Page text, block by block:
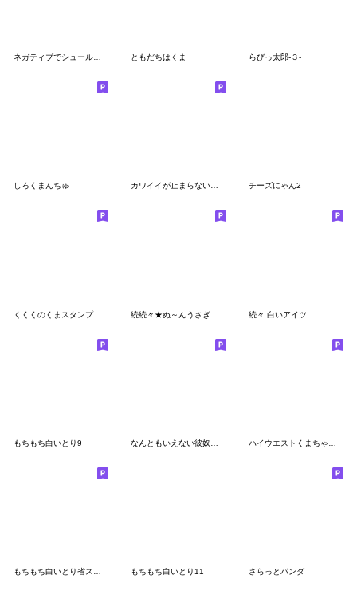
ともだちはくま らびっ太郎-３-
しろくまんちゅ カワイイが止まらないツキノワグマ チーズにゃん2
くくくのくまスタンプ 続続々★ぬ～んうさぎ 続々 白いアイツ
もちもち白いとり9
もちもち白いとり省スペース もちもち白いとり11 さらっとパンダ